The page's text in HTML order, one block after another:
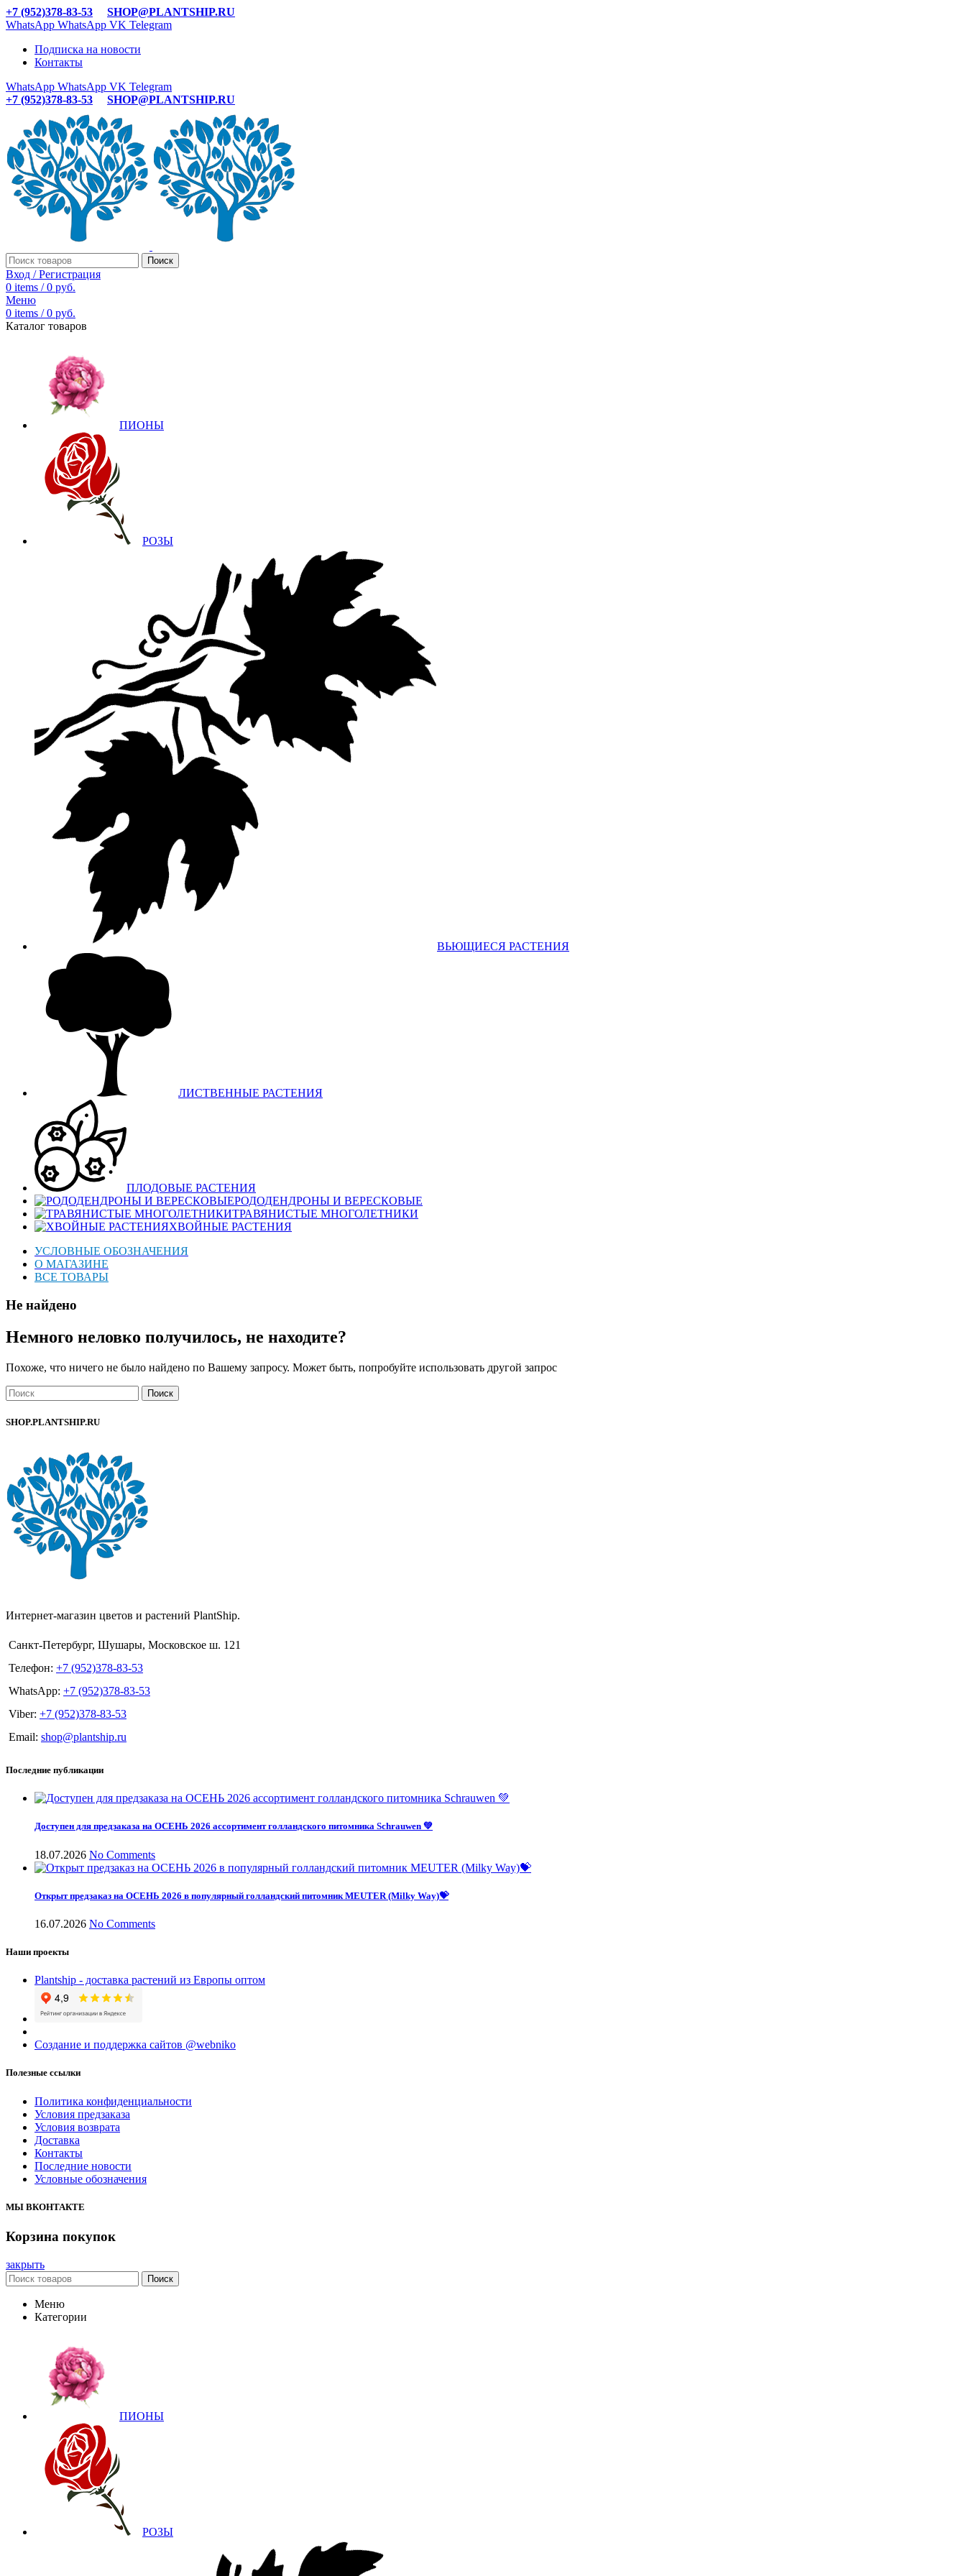
+7 (952)378-83-53
SHOP@PLANTSHIP.RU
WhatsApp WhatsApp VK Telegram
Подписка на новости
Контакты
WhatsApp WhatsApp VK Telegram
+7 (952)378-83-53
SHOP@PLANTSHIP.RU
Поиск
Вход / Регистрация
0 items / 0 руб.
Меню
0 items / 0 руб.
Каталог товаров
ПИОНЫ
РОЗЫ
ВЬЮЩИЕСЯ РАСТЕНИЯ
ЛИСТВЕННЫЕ РАСТЕНИЯ
ПЛОДОВЫЕ РАСТЕНИЯ
РОДОДЕНДРОНЫ И ВЕРЕСКОВЫЕ
ТРАВЯНИСТЫЕ МНОГОЛЕТНИКИ
ХВОЙНЫЕ РАСТЕНИЯ
УСЛОВНЫЕ ОБОЗНАЧЕНИЯ
О МАГАЗИНЕ
ВСЕ ТОВАРЫ
Не найдено
Немного неловко получилось, не находите?
Похоже, что ничего не было найдено по Вашему запросу. Может быть, попробуйте использовать другой запрос
Поиск
SHOP.PLANTSHIP.RU
Интернет-магазин цветов и растений PlantShip.
Санкт-Петербург, Шушары, Московское ш. 121
Телефон: +7 (952)378-83-53
WhatsApp: +7 (952)378-83-53
Viber: +7 (952)378-83-53
Email: shop@plantship.ru
Последние публикации
Доступен для предзаказа на ОСЕНЬ 2026 ассортимент голландского питомника Schrauwen 💚
18.07.2026 No Comments
Открыт предзаказ на ОСЕНЬ 2026 в популярный голландский питомник MEUTER (Milky Way)💝
16.07.2026 No Comments
Наши проекты
Plantship - доставка растений из Европы оптом
Создание и поддержка сайтов @webniko
Полезные ссылки
Политика конфиденциальности
Условия предзаказа
Условия возврата
Доставка
Контакты
Последние новости
Условные обозначения
МЫ ВКОНТАКТЕ
Корзина покупок
закрыть
Поиск
Меню
Категории
ПИОНЫ
РОЗЫ